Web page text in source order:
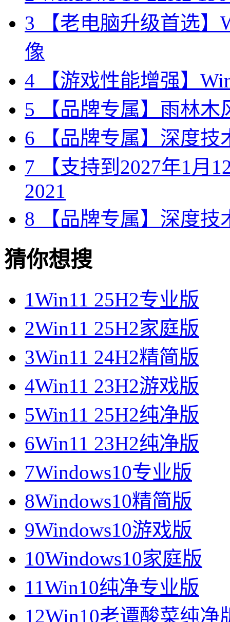
3 【老电脑升级首选】
像
4 【游戏性能增强】
5 【品牌专属】雨林木
6 【品牌专属】深度技
7 【支持到2027年1月
2021
8 【品牌专属】深度技
猜你想搜
1Win11 25H2专业版
2Win11 25H2家庭版
3Win11 24H2精简版
4Win11 23H2游戏版
5Win11 25H2纯净版
6Win11 23H2纯净版
7Windows10专业版
8Windows10精简版
9Windows10游戏版
10Windows10家庭版
11Win10纯净专业版
12Win10老谭酸菜纯净